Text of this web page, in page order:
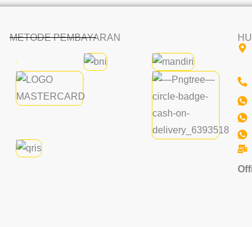
METODE PEMBAYARAN